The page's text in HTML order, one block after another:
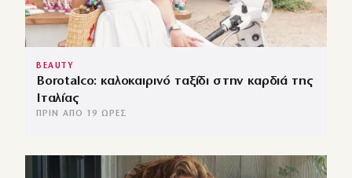
BEAUTY
Borotalco: καλοκαιρινό ταξίδι στην καρδιά της
Ιταλίας
ΠΡΙΝ ΑΠΌ 19 ΏΡΕΣ